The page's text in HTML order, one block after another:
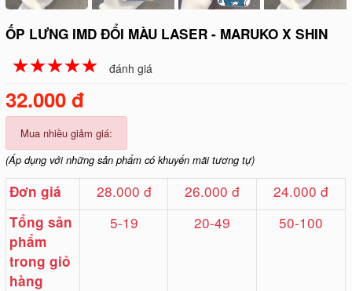
ỐP LƯNG IMD ĐỔI MÀU LASER - MARUKO X SHIN
☆☆☆☆☆
★★★★★ đánh giá
32.000 đ
Mua nhiều giảm giá:
(Áp dụng với những sản phẩm có khuyến mãi tương tự)
Đơn giá 28.000 đ 26.000 đ 24.000 đ
Tổng sản
phẩm
trong giỏ
hàng
5-19 20-49 50-100